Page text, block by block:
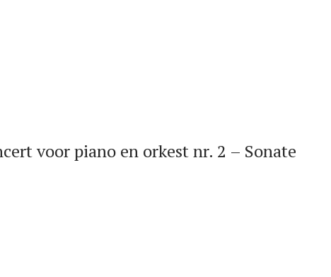
voor piano en orkest nr. 2 – Sonate